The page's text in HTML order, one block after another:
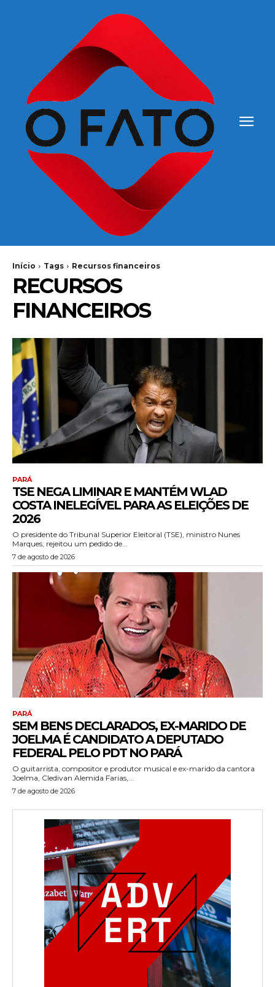
Início Tags Recursos financeiros
RECURSOS
FINANCEIROS
PARÁ
TSE NEGA LIMINAR E MANTÉM WLAD
COSTA INELEGÍVEL PARA AS ELEIÇÕES DE
2026
O presidente do Tribunal Superior Eleitoral (TSE), ministro Nunes
Marques, rejeitou um pedido de...
7 de agosto de 2026
PARÁ
SEM BENS DECLARADOS, EX-MARIDO DE
JOELMA É CANDIDATO A DEPUTADO
FEDERAL PELO PDT NO PARÁ
O guitarrista, compositor e produtor musical e ex-marido da cantora
Joelma, Cledivan Alemida Farias,...
7 de agosto de 2026